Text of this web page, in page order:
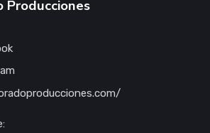
Producciones